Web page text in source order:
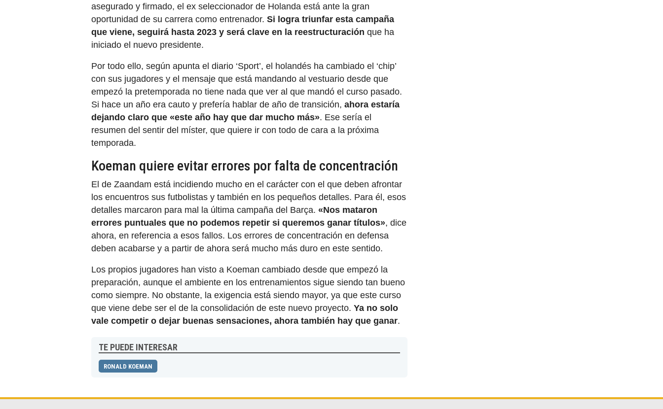
asegurado y firmado, el ex seleccionador de Holanda está ante la gran
oportunidad de su carrera como entrenador. Si logra triunfar esta campaña
que viene, seguirá hasta 2023 y será clave en la reestructuración que ha
iniciado el nuevo presidente.
Por todo ello, según apunta el diario ‘Sport’, el holandés ha cambiado el ‘chip’
con sus jugadores y el mensaje que está mandando al vestuario desde que
empezó la pretemporada no tiene nada que ver al que mandó el curso pasado.
Si hace un año era cauto y prefería hablar de año de transición, ahora estaría
dejando claro que «este año hay que dar mucho más». Ese sería el
resumen del sentir del míster, que quiere ir con todo de cara a la próxima
temporada.
Koeman quiere evitar errores por falta de concentración
El de Zaandam está incidiendo mucho en el carácter con el que deben afrontar
los encuentros sus futbolistas y también en los pequeños detalles. Para él, esos
detalles marcaron para mal la última campaña del Barça. «Nos mataron
errores puntuales que no podemos repetir si queremos ganar títulos», dice
ahora, en referencia a esos fallos. Los errores de concentración en defensa
deben acabarse y a partir de ahora será mucho más duro en este sentido.
Los propios jugadores han visto a Koeman cambiado desde que empezó la
preparación, aunque el ambiente en los entrenamientos sigue siendo tan bueno
como siempre. No obstante, la exigencia está siendo mayor, ya que este curso
que viene debe ser el de la consolidación de este nuevo proyecto. Ya no solo
vale competir o dejar buenas sensaciones, ahora también hay que ganar.
TE PUEDE INTERESAR
RONALD KOEMAN